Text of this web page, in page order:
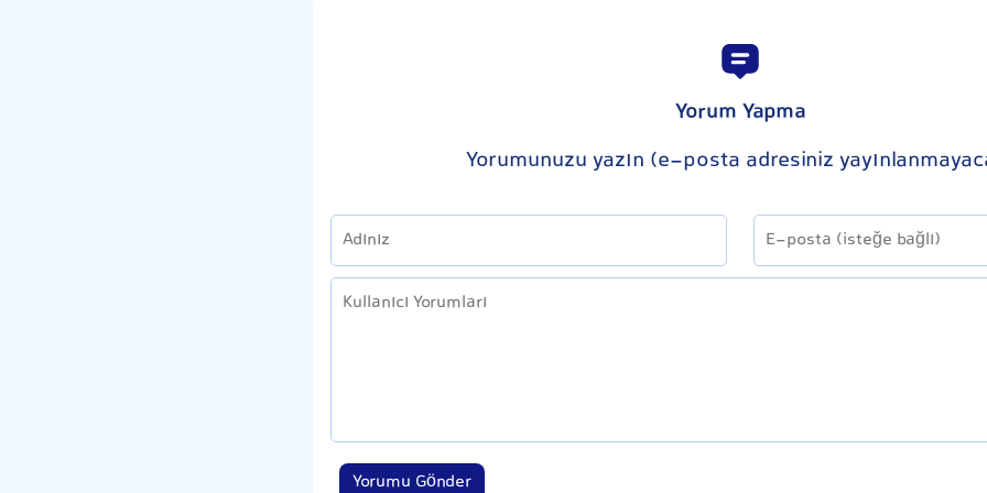
Yorum Yapma
Yorumunuzu yazın (e-posta adresiniz
Yorumu Gönder